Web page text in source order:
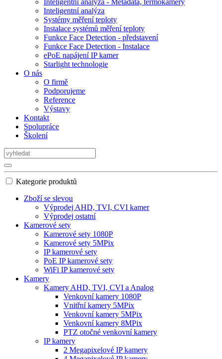
Inteligentní analýza - Metadata, termokamery
Inteligentní analýza
Systémy měření teploty
Instalace systémů měření teploty
Funkce Face Detection - představení
Funkce Face Detection - Instalace
ePoE napájení IP kamer
Starlight technologie
O nás
O firmě
Podporujeme
Reference
Výstavy
Kontakt
Spolupráce
Školení
Kategorie produktů
Zboží se slevou
Výprodej AHD, TVI, CVI kamer
Výprodej ostatní
Kamerové sety
Kamerové sety 1080P
Kamerové sety 5MPix
IP kamerové sety
PoE IP kamerové sety
WiFi IP kamerové sety
Kamery
Kamery AHD, TVI, CVI a Analog
Venkovní kamery 1080P
Vnitřní kamery 5MPix
Venkovní kamery 5MPix
Venkovní kamery 8MPix
PTZ otočné venkovní kamery
IP kamery
2 Megapixelové IP kamery